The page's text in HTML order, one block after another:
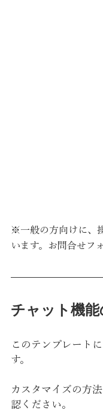
※一般の方向けに、
います。お問合せフ
チャット機
このテンプレート
す。
カスタマイズの方
認ください。